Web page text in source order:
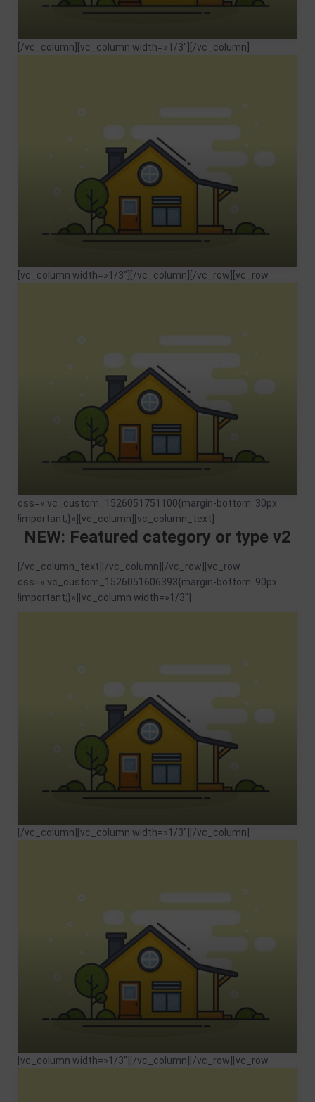
[/vc_column][vc_column width=»1/3″] [/vc_column]
[vc_column width=»1/3″] [/vc_column][/vc_row][vc_row
css=».vc_custom_1526051751100{margin-bottom: 30px
!important;}»][vc_column][vc_column_text]
NEW: Featured category or type v2
[/vc_column_text][/vc_column][/vc_row][vc_row
css=».vc_custom_1526051606393{margin-bottom: 90px
!important;}»][vc_column width=»1/3″]
[/vc_column][vc_column width=»1/3″] [/vc_column]
[vc_column width=»1/3″] [/vc_column][/vc_row][vc_row